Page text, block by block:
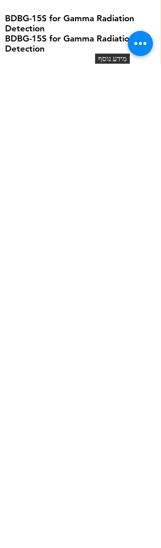
BDBG-15S for Gamma Radiation
Detection
BDBG-15S for Gamma Radiation
Detection
מידע נוסף